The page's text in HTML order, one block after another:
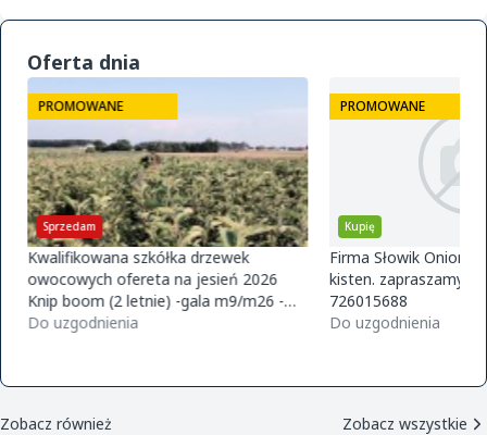
Oferta dnia
Sprzedam
PROMOWANE
Kwalifikowana szkółka drzewek
owocowych ofereta na jesień 2026
Knip boom (2 letnie) -gala m9/m26 -
golden m9 -jeronimo m9/m26 -mutsu
Do uzgodnienia
Kupię
PROMOWANE
Firma Słowik Onions
kisten. zapraszamy
726015688
Do uzgodnienia
Zobacz również Zobacz wszystkie